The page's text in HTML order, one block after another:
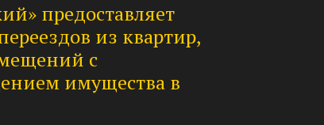
предоставляет
из квартир,
с
имущества в